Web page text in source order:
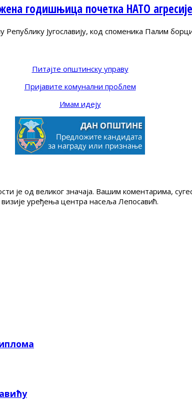
годишњица почетка НАТО агресије
Југославију, код споменика Палим
Питајте општинску управу
Пријавите комунални проблем
Имам идеју
је од великог значаја. Вашим коментарима,
визије уређења центра насеља Лепосавић.